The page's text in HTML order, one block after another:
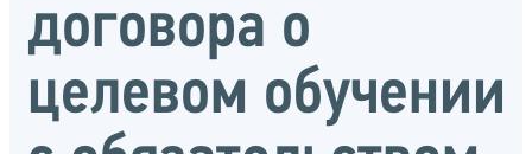
договора о
целевом обучении